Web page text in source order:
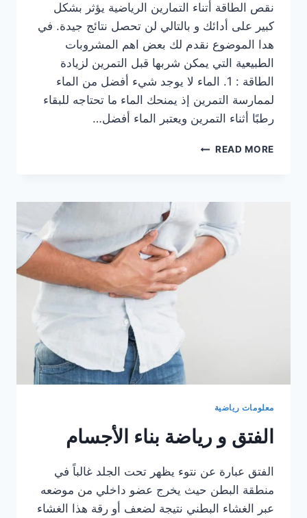
نقص الطاقة أتناء التمارين الرياضية يؤثر بشكل
كبير على أدائك و بالتالي لن تحصل نتائج جيدة. في
هدا الموضوع نقدم لك بعض اهم المشروبات
الطبيعية التي يمكن شربها قبل التمرين لزيادة
الطاقة : 1. الماء لا يوجد شيء أفضل من الماء
لممارسة التمرين إذ يمنحك الماء ما تحتاجه للبقاء
رطبًا أثناء التمرين ويعتبر الماء أفضل…
READ MOREأهم
الطاقة
قبل
التمرين
معلومات رياضية
الفتق و رياضة بناء الأجسام
الفتق عبارة عن نتوء يظهر تحت الجلد غالباً في
منطقة البطن حيث يخرج عضو داخلي من موضعه
عبر الغشاء البطني نتيجة لضعف أو رقة هذا الغشاء